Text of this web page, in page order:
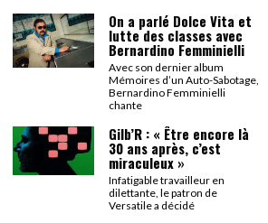
carte noire negra à l'o tiededans
On a parlé Dolce Vita et lutte des
Bernardino Femminielli
moise et son mascarédans
On a parlé Dolce Vita et lutte des
Bernardino Femminielli
©2026TOUS DROITS
LES ARTICLES LE MAGAZINE LES
On a parlé Dolce Vita et
lutte des classes avec
Bernardino Femminielli
Avec son dernier album
Mémoires d’un Auto-Sabotage,
Bernardino Femminielli
chante
Gilb’R : « Être encore là
30 ans après, c’est
miraculeux »
Infatigable travailleur en
dilettante, le patron de
Versatile a décidé